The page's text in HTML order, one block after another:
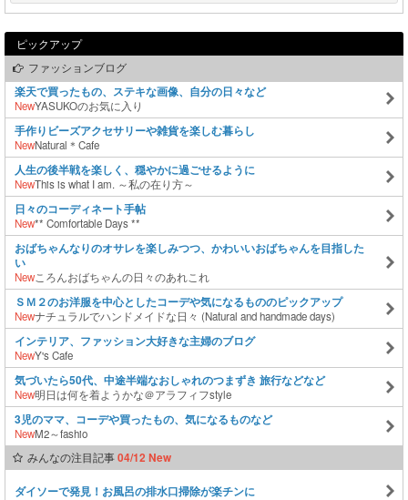
ピックアップ
ファッションブログ
楽天で買ったもの、ステキな画像、自分の日々など
NewYASUKOのお気に入り
手作りビーズアクセサリーや雑貨を楽しむ暮らし
NewNatural＊Cafe
人生の後半戦を楽しく、穏やかに過ごせるように
NewThis is what I am. ～私の在り方～
日々のコーディネート手帖
New** Comfortable Days **
おばちゃんなりのオサレを楽しみつつ、かわいいおばちゃんを目指した
い
Newころんおばちゃんの日々のあれこれ
ＳＭ２のお洋服を中心としたコーデや気になるもののピックアップ
Newナチュラルでハンドメイドな日々 (Natural and handmade days)
インテリア、ファッション大好きな主婦のブログ
NewY's Cafe
気づいたら50代、中途半端なおしゃれのつまずき 旅行などなど
New明日は何を着ようかな＠アラフィフstyle
3児のママ、コーデや買ったもの、気になるものなど
NewM2～fashio
みんなの注目記事04/12 New
ダイソーで発見！お風呂の排水口掃除が楽チンに